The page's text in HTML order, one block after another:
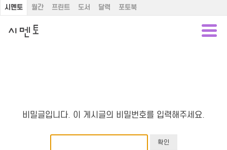
시멘토 월간 프린트 도서 달력 포토북
비밀글입니다. 이 게시글의 비밀번호를 입력해주세요.